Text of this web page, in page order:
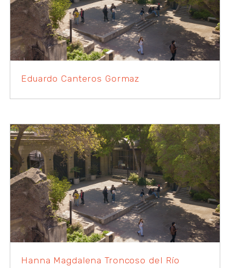
Eduardo Canteros Gormaz
Hanna Magdalena Troncoso del Río